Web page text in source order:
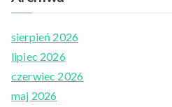
sierpień 2026
lipiec 2026
czerwiec 2026
maj 2026